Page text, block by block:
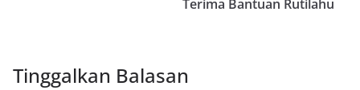
Terima Bantuan Rutilahu
Tinggalkan Balasan